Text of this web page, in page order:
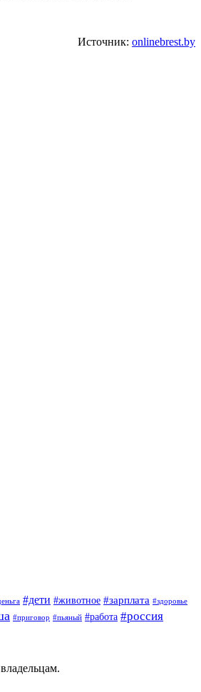
Источник: onlinebrest.by
#дети #животное #зарплата #здоровье
#приговор #пьяный #работа #россия